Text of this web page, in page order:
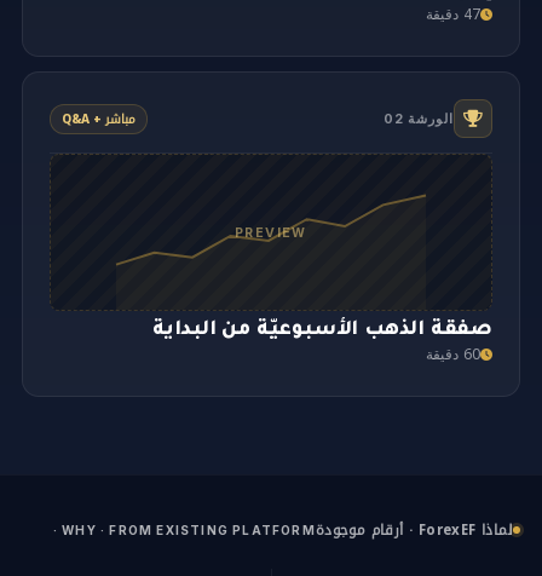
47 دقيقة
الورشة 02 مباشر + Q&A
PREVIEW
صفقة الذهب الأسبوعيّة من البداية
60 دقيقة
لماذا ForexEF · أرقام موجودة · WHY · FROM EXISTING PLATFORM